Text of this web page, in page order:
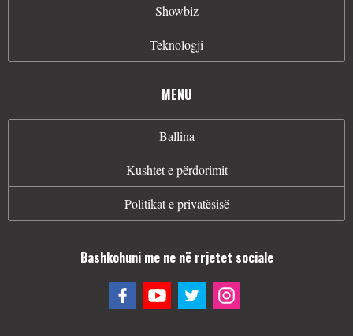
Showbiz
Teknologji
MENU
Ballina
Kushtet e përdorimit
Politikat e privatësisë
Bashkohuni me ne në rrjetet sociale